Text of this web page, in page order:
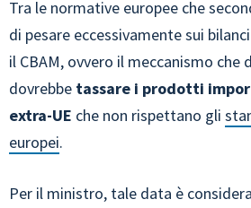
Tra le normative europee che
di pesare eccessivamente sui
il CBAM, ovvero il meccanismo che
dovrebbe tassare i prodotti
extra-UE che non rispettano gli
europei.
Per il ministro, tale data è